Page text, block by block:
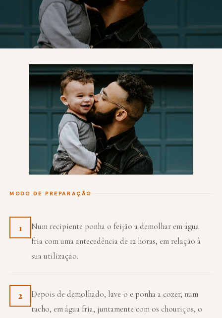
MODO DE PREPARAÇÃO
1
Num recipiente ponha o feijão a demolhar em água
fria com uma antecedência de 12 horas, em relação à
sua utilização.
2
Depois de demolhado, lave-o e ponha a cozer, num
tacho, em água fria, juntamente com os chouriços, o